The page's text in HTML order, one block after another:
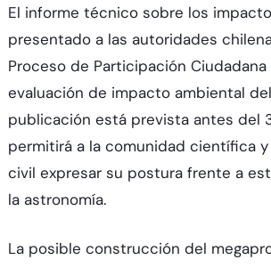
El informe técnico sobre los
presentado a las autoridades
Proceso de Participación Ciudadana
evaluación de impacto ambiental
publicación está prevista antes del
permitirá a la comunidad científica
civil expresar su postura frente a
la astronomía.
La posible construcción del